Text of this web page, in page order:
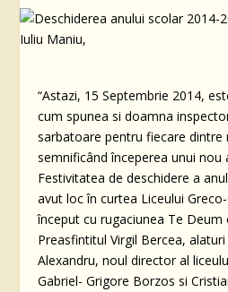
“Astazi, 15 Septembrie 2014,
cum spunea si doamna
sarbatoare pentru fiecare dintre
semnificând începerea unui nou
Festivitatea de deschidere a
avut loc în curtea Liceului
început cu rugaciunea Te Deum
Preasfintitul Virgil Bercea,
Alexandru, noul director al
Gabriel- Grigore Borzos si